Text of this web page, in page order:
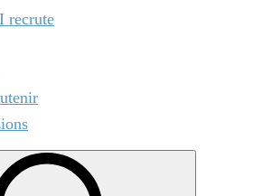
recrute